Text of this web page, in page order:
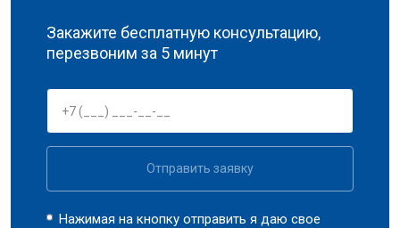
Закажите бесплатную консультацию,
перезвоним за 5 минут
Отправить заявку
Нажимая на кнопку отправить я даю свое